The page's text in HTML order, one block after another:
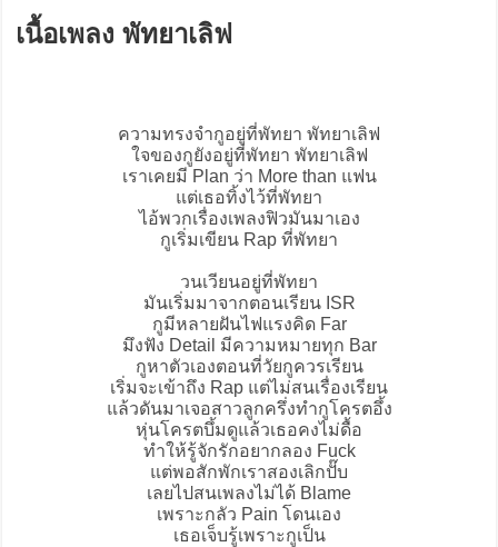
เนื้อเพลง พัทยาเลิฟ
ความทรงจำกูอยู่ที่พัทยา พัทยาเลิฟ
ใจของกูยังอยู่ที่พัทยา พัทยาเลิฟ
เราเคยมี Plan ว่า More than แฟน
แต่เธอทิ้งไว้ที่พัทยา
ไอ้พวกเรื่องเพลงฟิวมันมาเอง
กูเริ่มเขียน Rap ที่พัทยา
วนเวียนอยู่ที่พัทยา
มันเริ่มมาจากตอนเรียน ISR
กูมีหลายฝันไฟแรงคิด Far
มึงฟัง Detail มีความหมายทุก Bar
กูหาตัวเองตอนที่วัยกูควรเรียน
เริ่มจะเข้าถึง Rap แต่ไม่สนเรื่องเรียน
แล้วดันมาเจอสาวลูกครึ่งทำกูโครตอึ้ง
หุ่นโครตบึ้มดูแล้วเธอคงไม่ดื้อ
ทำให้รู้จักรักอยากลอง Fuck
แต่พอสักพักเราสองเลิกปั๊บ
เลยไปสนเพลงไม่ได้ Blame
เพราะกลัว Pain โดนเอง
เธอเจ็บรู้เพราะกูเป็น